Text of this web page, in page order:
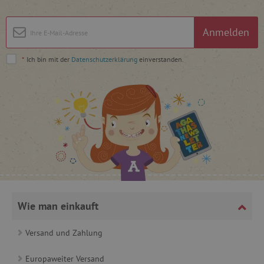
Anmelden
* Ich bin mit der Datenschutzerklärung einverstanden.
Wie man einkauft
Versand und Zahlung
Europaweiter Versand
.ct.pinterest.com
cjConsent
FPAU .agathaswelt.de
_lb .agathaswelt.de